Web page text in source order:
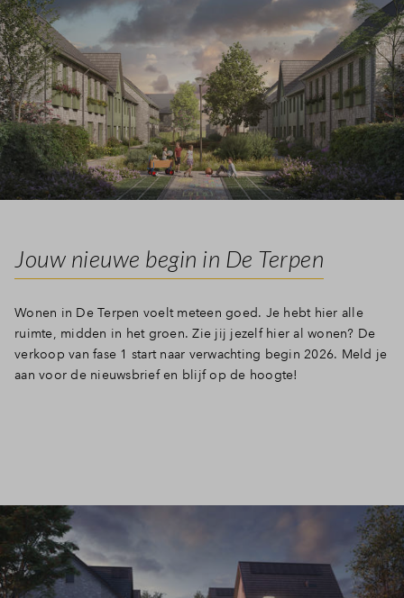
Jouw nieuwe begin in De Terpen
Wonen in De Terpen voelt meteen goed. Je hebt hier alle
ruimte, midden in het groen. Zie jij jezelf hier al wonen? De
verkoop van fase 1 start naar verwachting begin 2026. Meld je
aan voor de nieuwsbrief en blijf op de hoogte!